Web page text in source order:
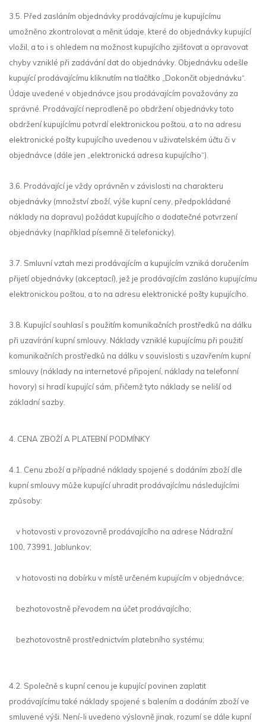
3.5. Před zasláním objednávky prodávajícímu je kupujícímu
umožněno zkontrolovat a měnit údaje, které do objednávky kupující
vložil, a to i s ohledem na možnost kupujícího zjišťovat a opravovat
chyby vzniklé při zadávání dat do objednávky. Objednávku odešle
kupující prodávajícímu kliknutím na tlačítko „Dokončit objednávku“.
Údaje uvedené v objednávce jsou prodávajícím považovány za
správné. Prodávající neprodleně po obdržení objednávky toto
obdržení kupujícímu potvrdí elektronickou poštou, a to na adresu
elektronické pošty kupujícího uvedenou v uživatelském účtu či v
objednávce (dále jen „elektronická adresa kupujícího“).
3.6. Prodávající je vždy oprávněn v závislosti na charakteru
objednávky (množství zboží, výše kupní ceny, předpokládané
náklady na dopravu) požádat kupujícího o dodatečné potvrzení
objednávky (například písemně či telefonicky).
3.7. Smluvní vztah mezi prodávajícím a kupujícím vzniká doručením
přijetí objednávky (akceptací), jež je prodávajícím zasláno kupujícímu
elektronickou poštou, a to na adresu elektronické pošty kupujícího.
3.8. Kupující souhlasí s použitím komunikačních prostředků na dálku
při uzavírání kupní smlouvy. Náklady vzniklé kupujícímu při použití
komunikačních prostředků na dálku v souvislosti s uzavřením kupní
smlouvy (náklady na internetové připojení, náklady na telefonní
hovory) si hradí kupující sám, přičemž tyto náklady se neliší od
základní sazby.
4. CENA ZBOŽÍ A PLATEBNÍ PODMÍNKY
4.1. Cenu zboží a případné náklady spojené s dodáním zboží dle
kupní smlouvy může kupující uhradit prodávajícímu následujícími
způsoby:
v hotovosti v provozovně prodávajícího na adrese Nádražní
100 73991, Jablunkov;
v hotovosti na dobírku v místě určeném kupujícím v objednávce;
bezhotovostně převodem na účet prodávajícího;
bezhotovostně prostřednictvím platebního systému;
4.2. Společně s kupní cenou je kupující povinen zaplatit
prodávajícímu také náklady spojené s balením a dodáním zboží ve
smluvené výši. Není-li uvedeno výslovně jinak, rozumí se dále kupní